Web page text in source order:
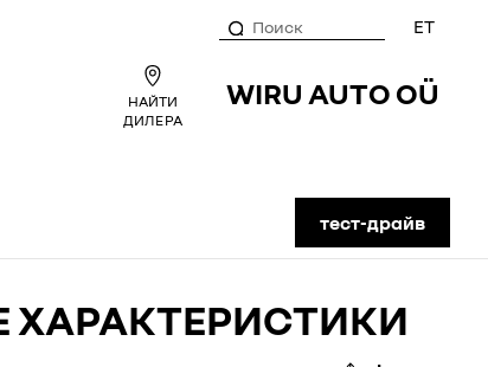
НАЙТИ
ДИЛЕРА
WIRU AUTO OÜ
ET
тест-драйв
ХАРАКТЕРИСТИКИ